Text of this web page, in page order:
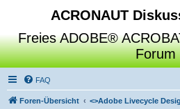
ACRONAUT
Freies ADOBE®
Forum
FAQ
Foren-Übersicht <>Adobe Livecycle